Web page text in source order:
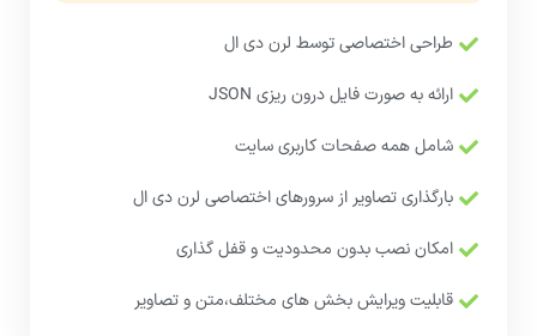
طراحی اختصاصی توسط لرن دی ال
ارائه به صورت فایل درون ریزی JSON
شامل همه صفحات کاربری سایت
بارگذاری تصاویر از سرورهای اختصاصی لرن دی ال
امکان نصب بدون محدودیت و قفل گذاری
قابلیت ویرایش بخش های مختلف،متن و تصاویر